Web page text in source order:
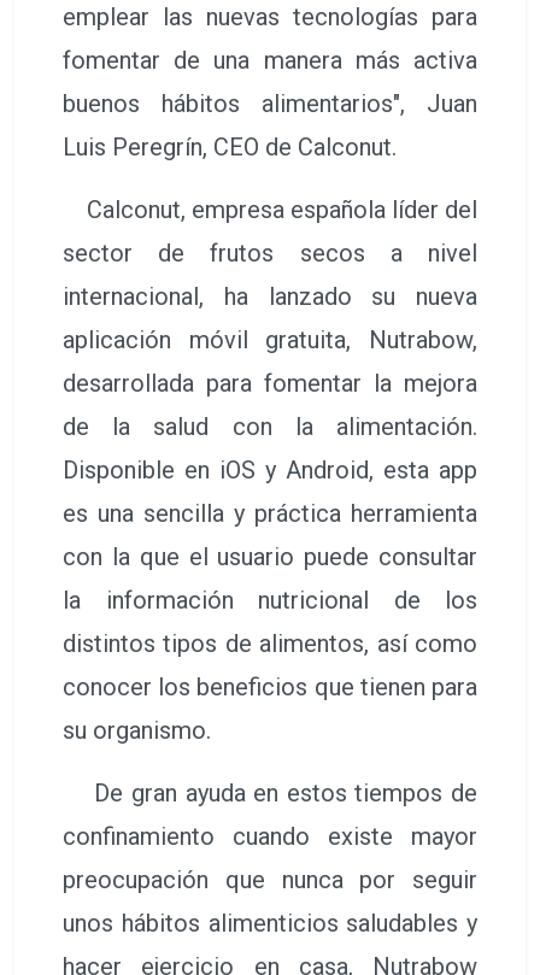
emplear las nuevas tecnologías para
fomentar de una manera más activa
buenos hábitos alimentarios", Juan
Luis Peregrín, CEO de Calconut.
Calconut, empresa española líder del
sector de frutos secos a nivel
internacional, ha lanzado su nueva
aplicación móvil gratuita, Nutrabow,
desarrollada para fomentar la mejora
de la salud con la alimentación.
Disponible en iOS y Android, esta app
es una sencilla y práctica herramienta
con la que el usuario puede consultar
la información nutricional de los
distintos tipos de alimentos, así como
conocer los beneficios que tienen para
su organismo.
De gran ayuda en estos tiempos de
confinamiento cuando existe mayor
preocupación que nunca por seguir
unos hábitos alimenticios saludables y
hacer ejercicio en casa, Nutrabow